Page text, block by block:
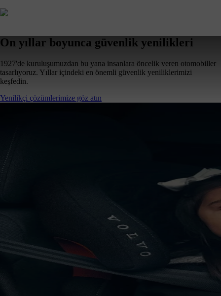
On yıllar boyunca güvenlik yenilikleri
1927'de kuruluşumuzdan bu yana insanlara öncelik veren otomobiller
tasarlıyoruz. Yıllar içindeki en önemli güvenlik yeniliklerimizi
keşfedin.
Yenilikçi çözümlerimize göz atın